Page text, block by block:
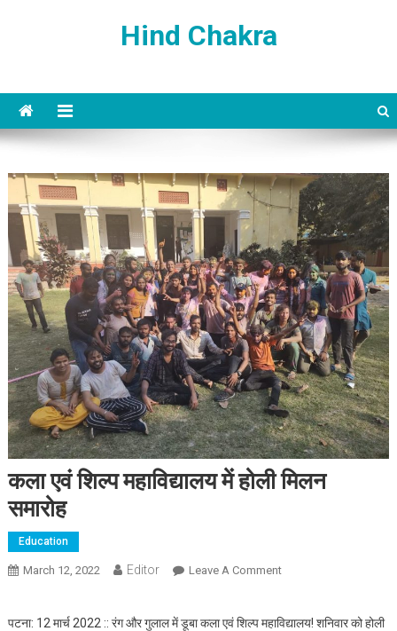
Hind Chakra
कला एवं शिल्प महाविद्यालय में होली मिलन
समारोह
Education
March 12, 2022 Editor Leave A CommentOn कला एवं शिल्प
पटना: 12 मार्च 2022 :: रंग और गुलाल में डूबा कला एवं शिल्प महाविद्यालय! शनिवार को होली